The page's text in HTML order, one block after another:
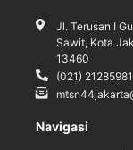
Jl. Terusan I
Sawit, Kota
13460
(021) 21285981
Navigasi